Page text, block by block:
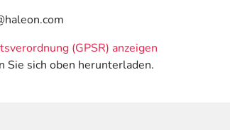
(GPSR) anzeigen
Sie sich oben herunterladen.